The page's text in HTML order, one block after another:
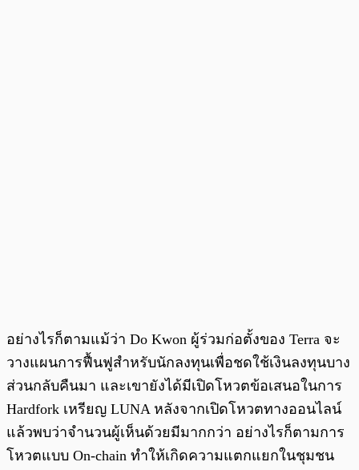
อย่างไรก็ตามแม้ว่า Do Kwon ผู้ร่วมก่อตั้งของ Terra จะ
วางแผนการฟื้นฟูสำหรับนักลงทุนเพื่อชดใช้เงินลงทุนบาง
ส่วนกลับคืนมา และเขายังได้มีเปิดโหวตข้อเสนอในการ
Hardfork เหรียญ LUNA หลังจากเปิดโหวตทางออนไลน์
แล้วพบว่าจำนวนผู้เห็นด้วยมีมากกว่า อย่างไรก็ตามการ
โหวตแบบ On-chain ทำให้เกิดความแตกแยกในชุมชน